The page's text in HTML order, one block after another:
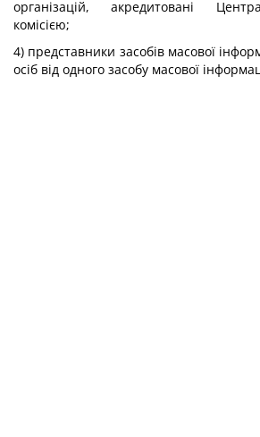
організацій, акредитовані
комісією;
4) представники засобів масової
осіб від одного засобу масової